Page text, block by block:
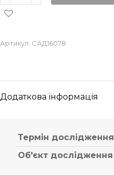
Артикул: САД16078
Додаткова інформація
Термін дослідження
Об'єкт дослідження